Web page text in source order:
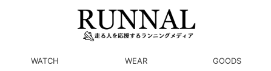
WATCH WEAR GOODS